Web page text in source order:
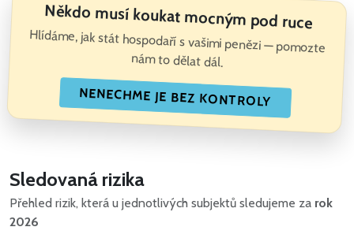
Někdo musí koukat mocným pod ruce
Hlídáme, jak stát hospodaří s vašimi penězi — pomozte
nám to dělat dál.
NENECHME JE BEZ KONTROLY
Sledovaná rizika
Přehled rizik, která u jednotlivých subjektů sledujeme za rok
2026